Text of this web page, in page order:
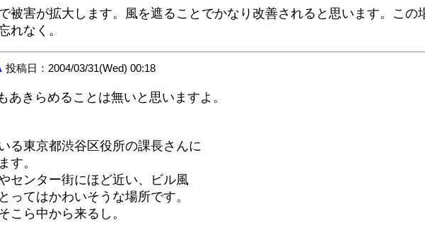
害が拡大します。風を遮ることでかなり改善されると思います。こ
れなく。
投稿日：2004/03/31(Wed) 00:18
きらめることは無いと思いますよ。
る東京都渋谷区役所の課長さんに
す。
センター街にほど近い、ビル風
ってはかわいそうな場所です。
こら中から来るし。